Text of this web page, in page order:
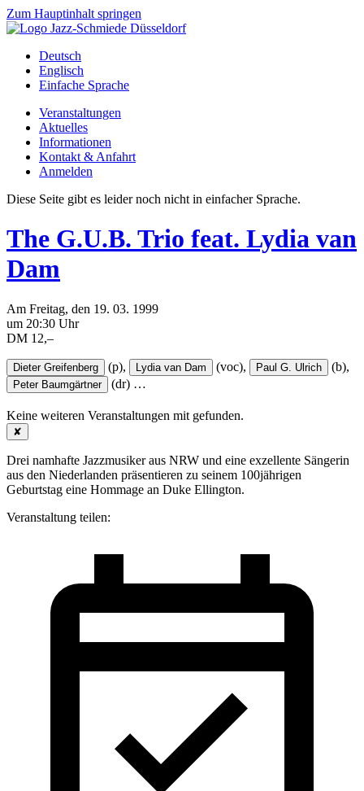
Zum Hauptinhalt springen
Deutsch
Englisch
Einfache Sprache
Veranstaltungen
Aktuelles
Informationen
Kontakt & Anfahrt
Anmelden
Diese Seite gibt es leider noch nicht in einfacher Sprache.
The G.U.B. Trio feat. Lydia van
Dam
Am Freitag, den 19. 03. 1999
um 20:30 Uhr
DM 12,–
Dieter Greifenberg (p), Lydia van Dam (voc), Paul G. Ulrich (b),
Peter Baumgärtner (dr) …
Keine weiteren Veranstaltungen mit gefunden.
✘
Drei namhafte Jazzmusiker aus NRW und eine exzellente Sängerin
aus den Niederlanden präsentieren zu seinem 100jährigen
Geburtstag eine Hommage an Duke Ellington.
Veranstaltung teilen: